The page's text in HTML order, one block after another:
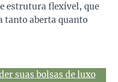
estrutura flexível, que
tanto aberta quanto
suas bolsas de luxo